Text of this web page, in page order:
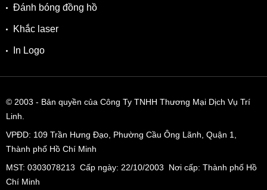
Đánh bóng đồng hồ
Khắc laser
In Logo
© 2003 - Bản quyền của Công Ty TNHH Thương Mại Dịch Vụ Trí
Linh.
VPĐD: 109 Trần Hưng Đạo, Phường Cầu Ông Lãnh, Quận 1,
Thành phố Hồ Chí Minh
MST: 0303078213 Cấp ngày: 22/10/2003 Nơi cấp: Thành phố Hồ
Chí Minh